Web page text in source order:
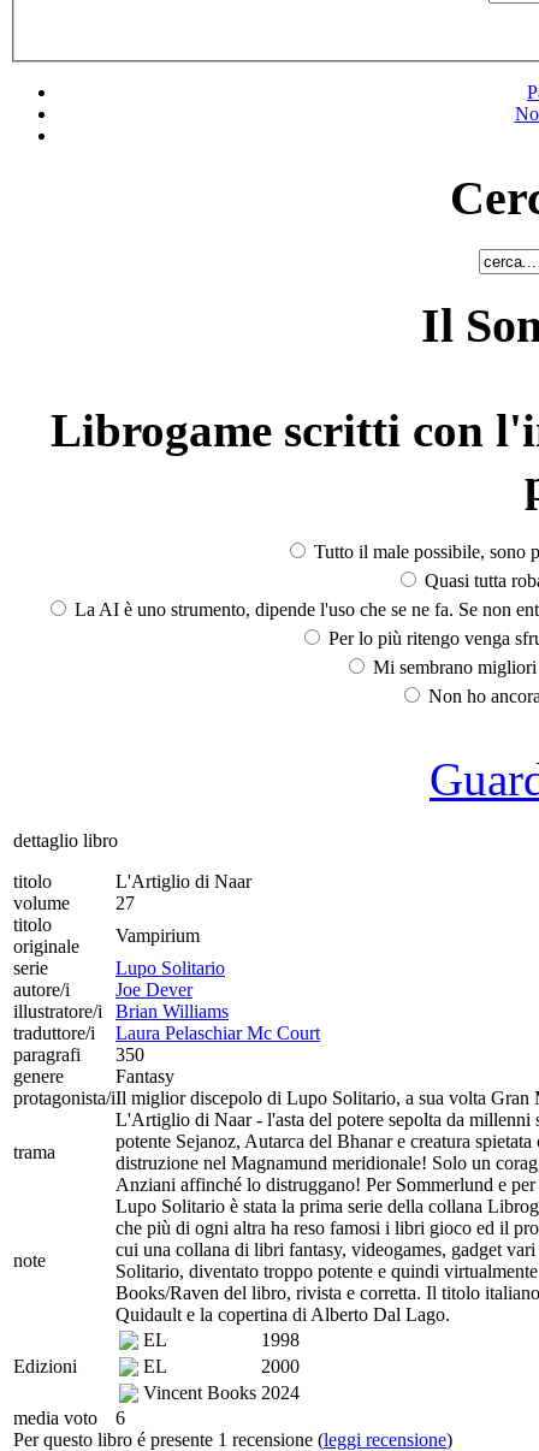
Il
Librogame scritti con
Tutto il male possibile, sono
Quasi tutta
La AI è uno strumento, dipende l'uso che se ne fa. Se non
Per lo più ritengo venga
Mi sembrano
Non ho
dettaglio libro
titolo
L'Artiglio di Naar
volume
27
titolo
originale
Vampirium
serie
Lupo Solitario
autore/i
Joe Dever
illustratore/i
Brian Williams
traduttore/i
Laura Pelaschiar Mc Court
paragrafi
350
genere
Fantasy
protagonista/iIl miglior discepolo di Lupo Solitario, a sua volta Gran
trama
L'Artiglio di Naar - l'asta del potere sepolta da millenni
potente Sejanoz, Autarca del Bhanar e creatura
distruzione nel Magnamund meridionale! Solo un
Anziani affinché lo distruggano! Per Sommerlund e
note
Lupo Solitario è stata la prima serie della collana
che più di ogni altra ha reso famosi i libri gioco ed il
cui una collana di libri fantasy, videogames, gadget
Solitario, diventato troppo potente e quindi
Books/Raven del libro, rivista e corretta. Il titolo
Quidault e la copertina di Alberto Dal Lago.
Edizioni
EL
1998
EL
2000
Vincent Books 2024
media voto
6
Per questo libro é presente 1 recensione (leggi recensione)